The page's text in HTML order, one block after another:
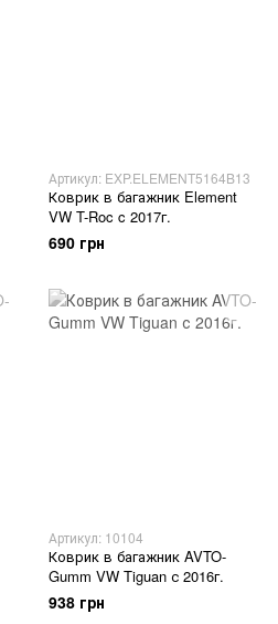
Артикул: EXP.ELEMENT5164B13
Коврик в багажник Element
VW T-Roc c 2017г.
690 грн
Артикул: 10104
Коврик в багажник AVTO-
Gumm VW Tiguan с 2016г.
938 грн